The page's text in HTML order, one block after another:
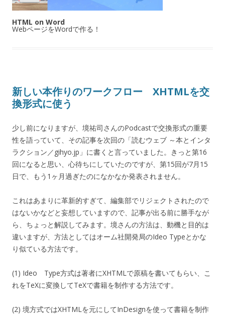
HTML on Word
WebページをWordで作る！
新しい本作りのワークフロー XHTMLを交
換形式に使う
少し前になりますが、境祐司さんのPodcastで交換形式の重要
性を語っていて、その記事を次回の「読むウェブ ～本とインタ
ラクション／gihyo.jp」に書くと言っていました。きっと第16
回になると思い、心待ちにしていたのですが、第15回が7月15
日で、もう1ヶ月過ぎたのになかなか発表されません。
これはあまりに革新的すぎて、編集部でリジェクトされたので
はないかなどと妄想していますので、記事が出る前に勝手なが
ら、ちょっと解説してみます。境さんの方法は、動機と目的は
違いますが、方法としてはオーム社開発局のIdeo Typeとかな
り似ている方法です。
(1) Ideo Type方式は著者にXHTMLで原稿を書いてもらい、こ
れをTeXに変換してTeXで書籍を制作する方法です。
(2) 境方式ではXHTMLを元にしてInDesignを使って書籍を制作